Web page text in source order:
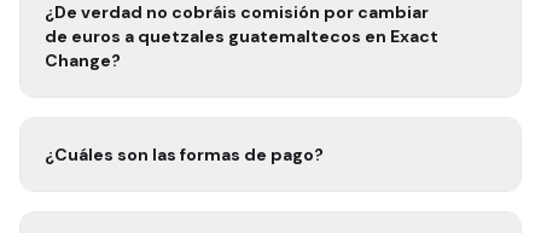
¿De verdad no cobráis comisión por cambiar
de euros a quetzales guatemaltecos en Exact
Change?
¿Cuáles son las formas de pago?